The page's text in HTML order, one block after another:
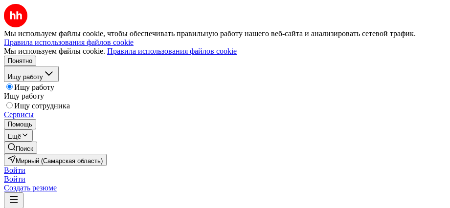
Мы используем файлы cookie, чтобы обеспечивать правильную работу нашего веб-сайта и анализировать сетевой трафик.
Правила использования файлов cookie
Мы используем файлы cookie. Правила использования файлов cookie
Понятно
Ищу работу
Ищу работу
Ищу работу
Ищу сотрудника
Сервисы
Помощь
Ещё
Поиск
Мирный (Самарская область)
Войти
Войти
Создать резюме